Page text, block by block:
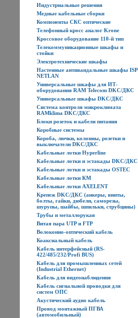
Индустриальные решения
Медные кабельные сборки
Компоненты СКС оптические
Телефонный кросс аналог Krone
Кроссовое оборудование 110-й тип
Телекоммуникационные шкафы и
стойки
Электротехнические шкафы
Настенные антивандальные шкафы ISP
NETLAN
Универсальные шкафы для ИТ-
оборудования RAM Telecom DKC/ДКС
Универсальные шкафы DKC/ДКС
Система контроля микроклимата
RAMklima DKC/ДКС
Блоки розеток и кабели питания
Коробные системы
Короба, лючки, колонны, розетки и
выключатели DKC/ДКС
Кабельные лотки Hyperline
Кабельные лотки и эстакады DKC/ДКС
Кабельные лотки и эстакады OSTEC
Кабельные лотки КМ
Кабельные лотки AXELENT
Крепеж DKC/ДКС (анкеры, винты,
болты, гайки, дюбели, саморезы,
шурупы, шайбы, шпильки, струбцины)
Трубы и металлорукав
Витая пара UTP и FTP
Волоконно-оптический кабель
Коаксиальный кабель
Кабель интерфейсный (RS-
422/485/232/Profi BUS)
Кабель для промышленных сетей
(Industrial Ethernet)
Кабель для видеонаблюдения
Кабель сигнальной проводки для
систем ОПС
Акустический аудио кабель
Провод монтажный ПГВА
(автомобильный)